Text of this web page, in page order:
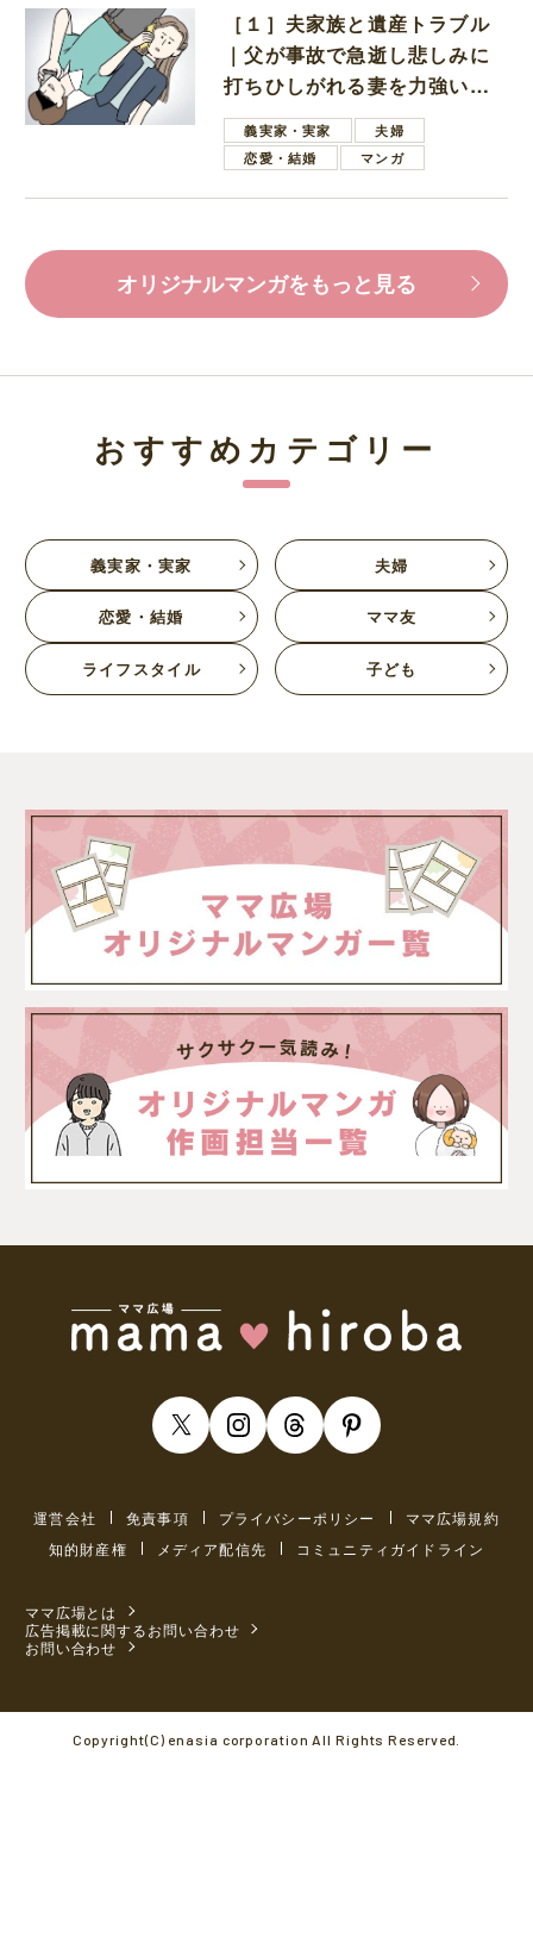
［１］夫家族と遺産トラブル
｜父が事故で急逝し悲しみに
打ちひしがれる妻を力強い言
葉で励ます夫
義実家・実家
夫婦
恋愛・結婚
マンガ
オリジナルマンガをもっと見る
おすすめカテゴリー
義実家・実家 夫婦
恋愛・結婚 ママ友
ライフスタイル 子ども
運営会社 免責事項 プライバシーポリシー
ママ広場規約
知的財産権
メディア配信先 コミュニティガイドライン
ママ広場とは
広告掲載に関するお問い合わせ
お問い合わせ
Copyright(C) enasia corporation All Rights Reserved.